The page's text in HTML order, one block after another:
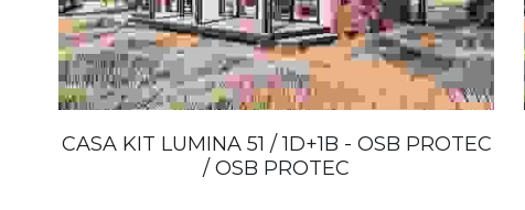
CASA KIT LUMINA 51 / 1D+1B - OSB PROTEC
/ OSB PROTEC